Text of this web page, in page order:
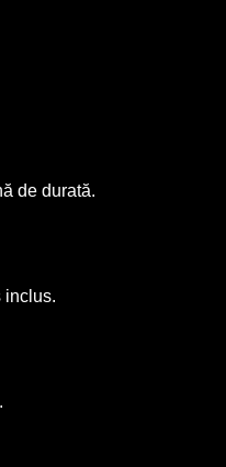
de durată.
inclus.